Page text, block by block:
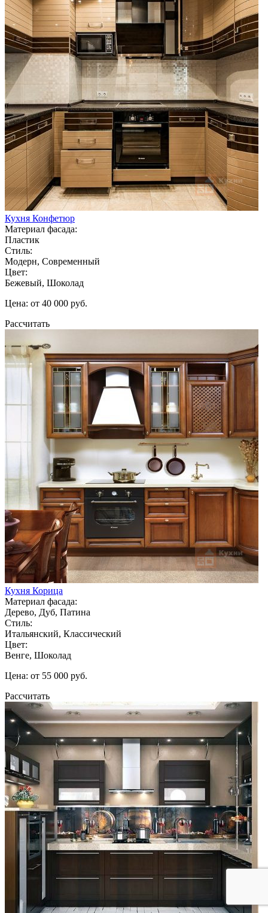
Кухня Конфетюр
Материал фасада:
Пластик
Стиль:
Модерн, Современный
Цвет:
Бежевый, Шоколад
Цена: от 40 000 руб.
Рассчитать
Кухня Корица
Материал фасада:
Дерево, Дуб, Патина
Стиль:
Итальянский, Классический
Цвет:
Венге, Шоколад
Цена: от 55 000 руб.
Рассчитать